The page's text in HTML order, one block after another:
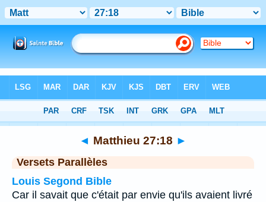
Chapitre 27> Verset 18
◄ Matthieu 27:18 ►
Versets Parallèles
Louis Segond Bible
Car il savait que c'était par envie qu'ils avaient livré